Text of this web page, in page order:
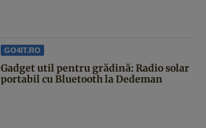
GO4IT.RO
Gadget util pentru grădină: Radio solar
portabil cu Bluetooth la Dedeman